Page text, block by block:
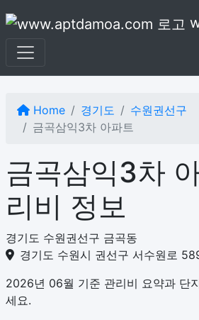
Home 경기도
수원권선구
금곡삼익3차 아파트
금곡삼익3차
리비 정보
경기도 수원권선구 금곡동
경기도 수원시 권선구 서수원로
2026년 06월 기준 관리비 요약과 단
세요.